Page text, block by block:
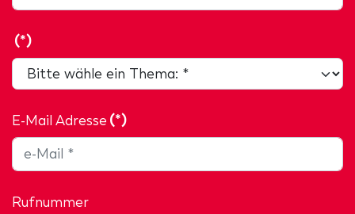
(*)
E-Mail Adresse (*)
Rufnummer